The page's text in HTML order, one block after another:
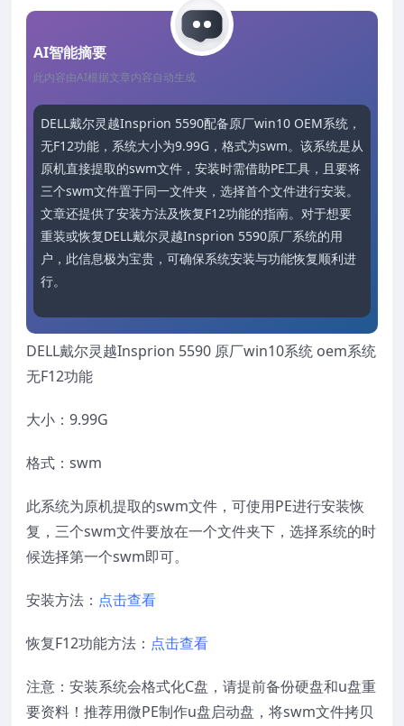
AI智能摘要
此内容由AI根据文章内容自动生成
DELL戴尔灵越Insprion 5590配备原厂win10 OEM系统，
无F12功能，系统大小为9.99G，格式为swm。该系统是从
原机直接提取的swm文件，安装时需借助PE工具，且要将
三个swm文件置于同一文件夹，选择首个文件进行安装。
文章还提供了安装方法及恢复F12功能的指南。对于想要
重装或恢复DELL戴尔灵越Insprion 5590原厂系统的用
户，此信息极为宝贵，可确保系统安装与功能恢复顺利进
行。
DELL戴尔灵越Insprion 5590 原厂win10系统 oem系统
无F12功能
大小：9.99G
格式：swm
此系统为原机提取的swm文件，可使用PE进行安装恢
复，三个swm文件要放在一个文件夹下，选择系统的时
候选择第一个swm即可。
安装方法： 点击查看
恢复F12功能方法： 点击查看
注意：安装系统会格式化C盘，请提前备份硬盘和u盘重
要资料！推荐用微PE制作u盘启动盘，将swm文件拷贝